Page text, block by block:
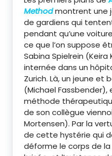
Methodmontrent une
de gardiens qui
pendant qu’une
ce que l’on suppose
Sabina Spielrein
internée dans un
Zurich. Là, un jeune et
(Michael Fassbender),
méthode
de son collègue
Mortensen). Par la
de cette hystérie qui
déforme le corps de